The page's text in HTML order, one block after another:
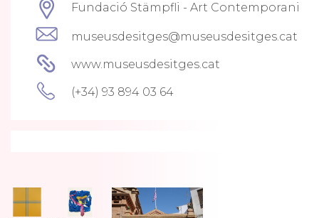
Fundació Stämpfli - Art Contemporani
museusdesitges@museusdesitges.cat
www.museusdesitges.cat
(+34) 93 894 03 64